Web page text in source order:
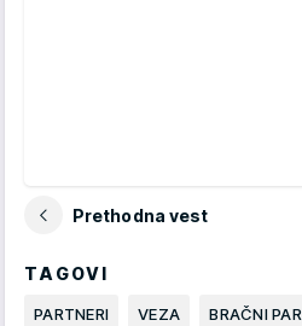
Prethodna vest
TAGOVI
PARTNERI VEZA BRAČNI PAR